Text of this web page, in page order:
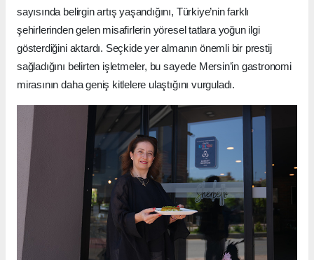
sayısında belirgin artış yaşandığını, Türkiye’nin farklı
şehirlerinden gelen misafirlerin yöresel tatlara yoğun ilgi
gösterdiğini aktardı. Seçkide yer almanın önemli bir prestij
sağladığını belirten işletmeler, bu sayede Mersin’in gastronomi
mirasının daha geniş kitlelere ulaştığını vurguladı.